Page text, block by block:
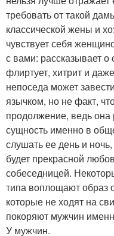
требовать от такой
классической жены и
чувствует себя
с вами: рассказывает о
флиртует, хитрит и
непоседа может
язычком, но не факт,
продолжение, ведь
сущность именно в
слушать ее день и
будет прекрасной
собеседницей.
типа воплощают образ
которые не ходят на
покоряют мужчин
У мужчин.